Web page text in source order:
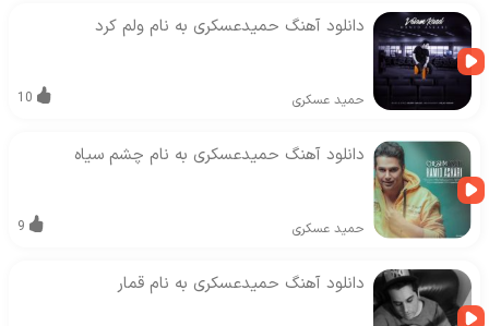
دانلود آهنگ حمیدعسکری به نام ولم کرد
حمید عسکری 10
دانلود آهنگ حمیدعسکری به نام چشم سیاه
حمید عسکری 9
دانلود آهنگ حمیدعسکری به نام قمار